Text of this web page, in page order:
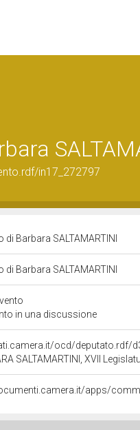
in17_272797
di Barbara SALTAMARTINI
di Barbara SALTAMARTINI
in una discussione
ocd/deputato.rdf/
SALTAMARTINI, XVII